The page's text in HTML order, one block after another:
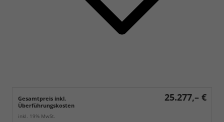
Gesamtpreis inkl.
Überführungskosten
25.277,– €
inkl. 19% MwSt.